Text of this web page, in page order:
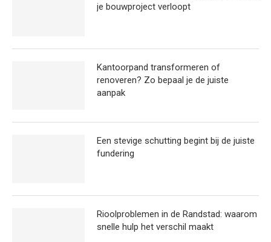
je bouwproject verloopt
Kantoorpand transformeren of
renoveren? Zo bepaal je de juiste
aanpak
Een stevige schutting begint bij de juiste
fundering
Rioolproblemen in de Randstad: waarom
snelle hulp het verschil maakt